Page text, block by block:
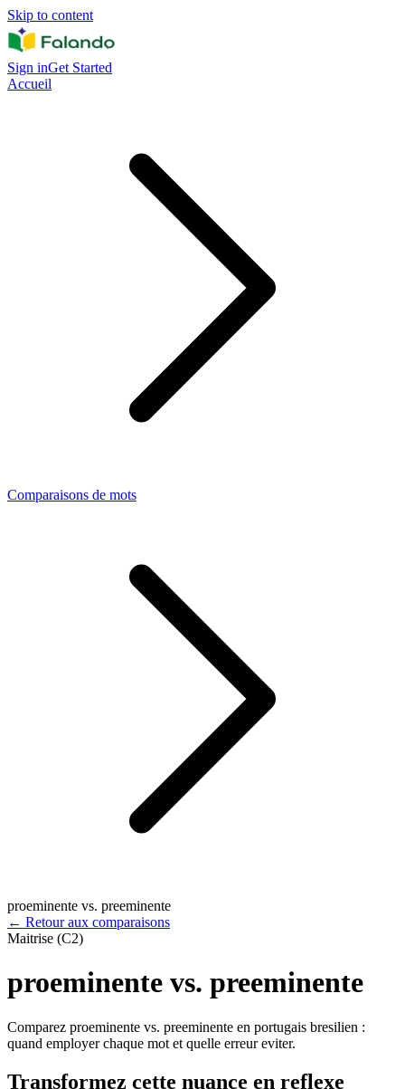
Skip to content
Sign inGet Started
Accueil
Comparaisons de mots
proeminente vs. preeminente
← Retour aux comparaisons
Maitrise (C2)
proeminente vs. preeminente
Comparez proeminente vs. preeminente en portugais bresilien :
quand employer chaque mot et quelle erreur eviter.
Transformez cette nuance en reflexe